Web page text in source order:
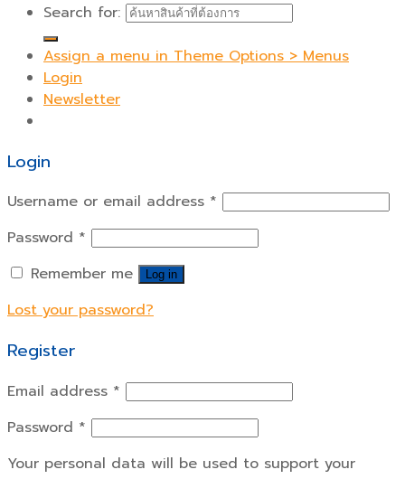
Search for:
Assign a menu in Theme Options > Menus
Login
Newsletter
Login
Username or email address *
Password *
Remember me
Log in
Lost your password?
Register
Email address *
Password *
Your personal data will be used to support your